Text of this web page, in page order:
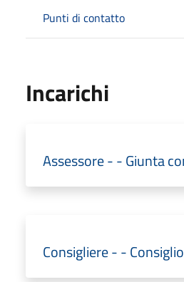
Punti di contatto
Incarichi
Assessore - - Giunta
Consigliere - -